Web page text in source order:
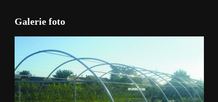
Galerie foto